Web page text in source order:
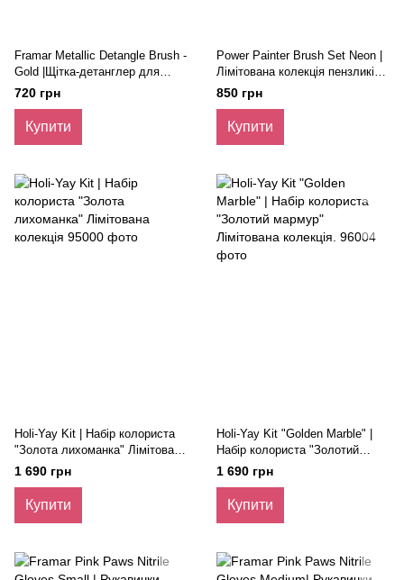
Framar Metallic Detangle Brush -
Gold |Щітка-детанглер для
волосся «Золото»
720 грн
Купити
Power Painter Brush Set Neon |
Лімітована колекція пензликів
"Мрія колориста", 3 шт.
850 грн
Купити
Holi-Yay Kit | Набір колориста
"Золота лихоманка" Лімітована
колекція
1 690 грн
Купити
Holi-Yay Kit "Golden Marble" |
Набір колориста "Золотий
мармур" Лімітована колекція.
1 690 грн
Купити